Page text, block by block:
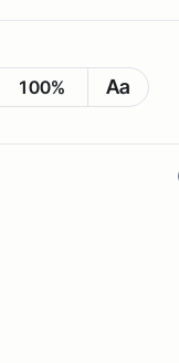
100% Aa